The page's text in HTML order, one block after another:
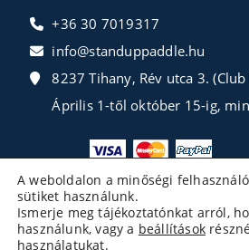
+36 30 7019317
info@standuppaddle.hu
8237 Tihany, Rév utca 3.
Április 1-től október 15-ig,
A weboldalon a minőségi
sütiket használunk.
Ismerje meg tájékoztatónkat arról,
használunk, vagy a beállítások
használatukat.